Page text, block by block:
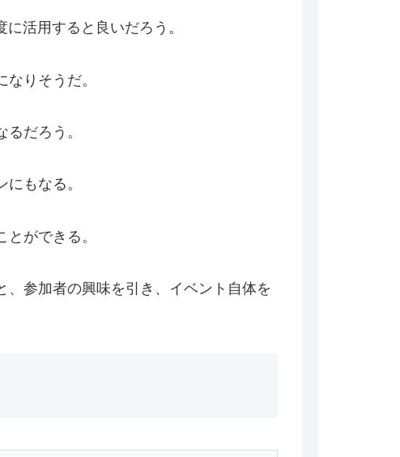
活用すると良いだろう。
りそうだ。
だろう。
もなる。
ができる。
参加者の興味を引き、イベント自体を